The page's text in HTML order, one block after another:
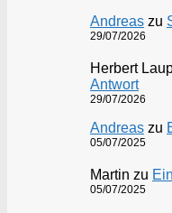
Andreas zu
29/07/2026
Herbert
Antwort
29/07/2026
Andreas zu
05/07/2025
Martin zu
05/07/2025